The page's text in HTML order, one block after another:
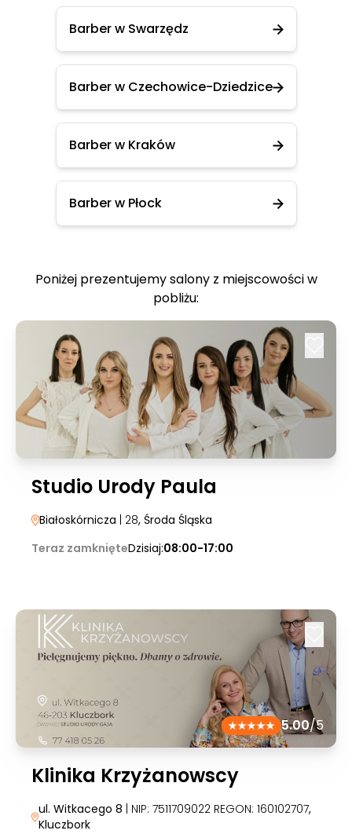
Barber w Swarzędz
Barber w Czechowice-Dziedzice
Barber w Kraków
Barber w Płock
Poniżej prezentujemy salony z miejscowości w
pobliżu:
Studio Urody Paula
Białoskórnicza | 28, Środa Śląska
Teraz zamknięteDzisiaj:08:00-17:00
5.00/5
Klinika Krzyżanowscy
ul. Witkacego 8 | NIP: 7511709022 REGON: 160102707,
Kluczbork